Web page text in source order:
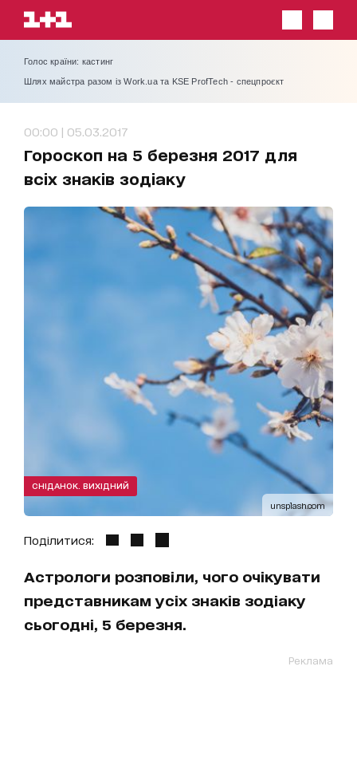
Голос країни: кастинг
Шлях майстра разом із Work.ua та KSE ProfTech - спецпроєкт
00:00 | 05.03.2017
Гороскоп на 5 березня 2017 для
всіх знаків зодіаку
unsplash.com
СНІДАНОК. ВИХІДНИЙ
Поділитися:
Астрологи розповіли, чого очікувати
представникам усіх знаків зодіаку
сьогодні, 5 березня.
Реклама